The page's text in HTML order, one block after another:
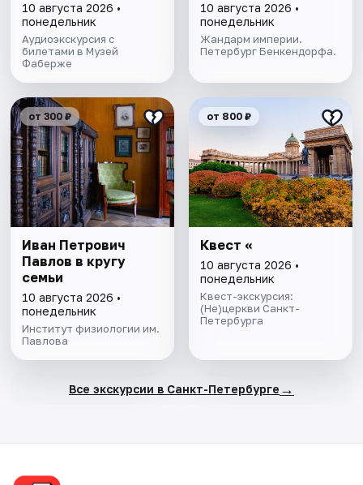
10 августа 2026 •
понедельник
Аудиоэкскурсия с
билетами в Музей
Фаберже
10 августа 2026 •
понедельник
Жандарм империи.
Петербург Бенкендорфа.
от 300 ₽
Иван Петрович
Павлов в кругу
семьи
10 августа 2026 •
понедельник
Институт физиологии им.
Павлова
от 800 ₽
Квест «
10 августа 2026 •
понедельник
Квест-экскурсия:
(Не)церкви Санкт-
Петербурга
Все экскурсии в Санкт-Петербурге →